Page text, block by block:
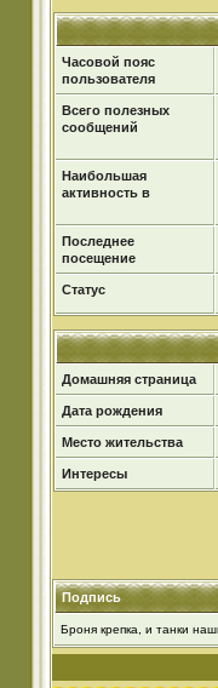
Часовой пояс
пользователя
Всего полезных
сообщений
Наибольшая
активность в
Последнее
посещение
Статус
Домашняя страница
Дата рождения
Место жительства
Интересы
Подпись
Броня крепка, и танки